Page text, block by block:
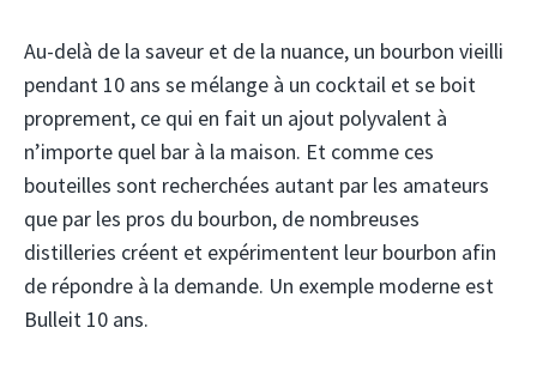
Au-delà de la saveur et de la nuance, un bourbon vieilli
pendant 10 ans se mélange à un cocktail et se boit
proprement, ce qui en fait un ajout polyvalent à
n’importe quel bar à la maison. Et comme ces
bouteilles sont recherchées autant par les amateurs
que par les pros du bourbon, de nombreuses
distilleries créent et expérimentent leur bourbon afin
de répondre à la demande. Un exemple moderne est
Bulleit 10 ans.